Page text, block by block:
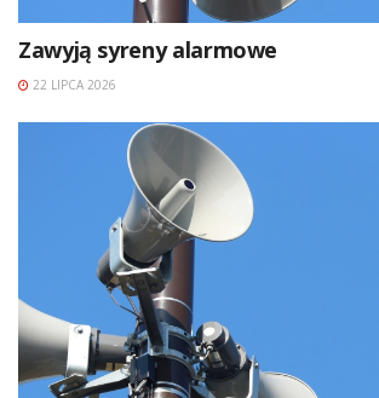
Zawyją syreny alarmowe
22 LIPCA 2026